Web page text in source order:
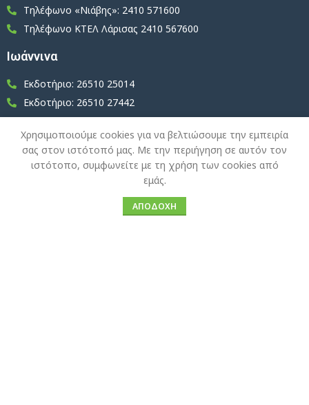
Τηλέφωνο «Νιάβης»: 2410 571600
Τηλέφωνο ΚΤΕΛ Λάρισας 2410 567600
Ιωάννινα
Εκδοτήριο: 26510 25014
Εκδοτήριο: 26510 27442
Κοζάνη
Εκδοτήριο: 24610 34454
Εκδοτήριο: 24610 34455
Χρησιμοποιούμε cookies για να βελτιώσουμε την εμπειρία
σας στον ιστότοπό μας. Με την περιήγηση σε αυτόν τον
ιστότοπο, συμφωνείτε με τη χρήση των cookies από
εμάς.
ΑΠΟΔΟΧΉ